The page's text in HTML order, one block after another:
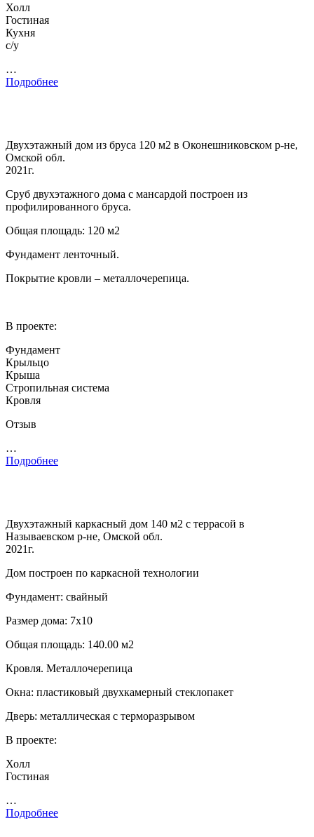
Холл
Гостиная
Кухня
с/у
…
Подробнее
Двухэтажный дом из бруса 120 м2 в Оконешниковском р-не,
Омской обл.
2021г.
Сруб двухэтажного дома с мансардой построен из
профилированного бруса.
Общая площадь: 120 м2
Фундамент ленточный.
Покрытие кровли – металлочерепица.
В проекте:
Фундамент
Крыльцо
Крыша
Стропильная система
Кровля
Отзыв
…
Подробнее
Двухэтажный каркасный дом 140 м2 с террасой в
Называевском р-не, Омской обл.
2021г.
Дом построен по каркасной технологии
Фундамент: свайный
Размер дома: 7х10
Общая площадь: 140.00 м2
Кровля. Металлочерепица
Окна: пластиковый двухкамерный стеклопакет
Дверь: металлическая с терморазрывом
В проекте:
Холл
Гостиная
…
Подробнее